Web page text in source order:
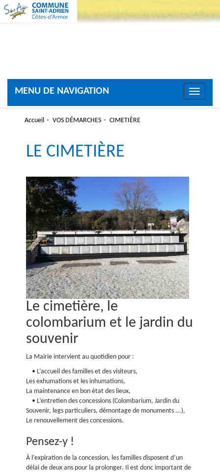
Toggle
MENU DE NAVIGATION
Accueil VOS DÉMARCHES CIMETIÈRE
LE CIMETIÈRE
Le cimetière, le
colombarium et le jardin du
souvenir
La Mairie intervient au quotidien pour :
• L’accueil des familles et des visiteurs,
Les exhumations et les inhumations,
La maintenance en bon état des lieux,
• L’entretien des concessions (Colombarium, Jardin du
Souvenir, legs particuliers, démontage de monuments ...),
Le renouvellement des concessions.
Pensez-y !
À l’expiration de la concession, les familles disposent d’un
délai de deux ans pour la prolonger. Il est donc important de